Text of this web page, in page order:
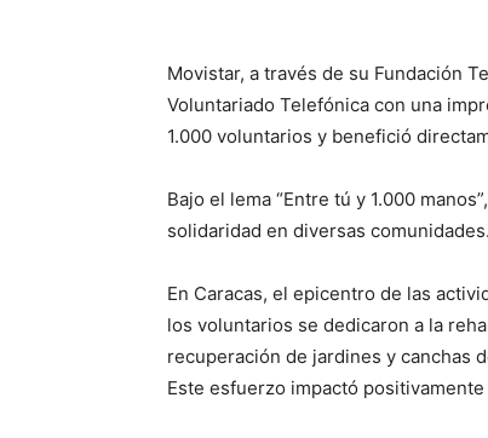
Movistar, a través de su Fundación
Voluntariado Telefónica con una
1.000 voluntarios y benefició
Bajo el lema “Entre tú y 1.000
solidaridad en diversas comunidades.
En Caracas, el epicentro de las
los voluntarios se dedicaron a la
recuperación de jardines y canchas
Este esfuerzo impactó